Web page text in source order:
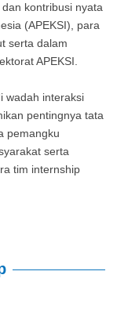
kontribusi nyata
(APEKSI), para
serta dalam
APEKSI.
wadah interaksi
pentingnya tata
pemangku
serta
tim internship